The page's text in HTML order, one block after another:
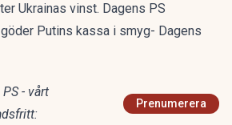
Ukrainas vinst. Dagens PS
Putins kassa i smyg- Dagens
- vårt
Prenumerera